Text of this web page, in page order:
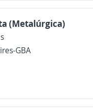
(Metalúrgica)
GBA